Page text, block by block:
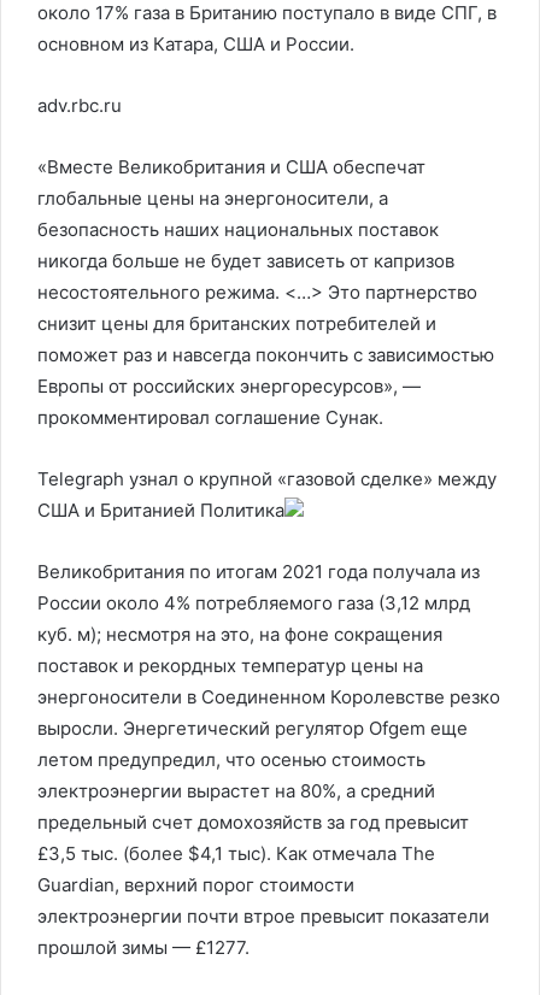
около 17% газа в Британию поступало в виде СПГ, в
основном из Катара, США и России.
adv.rbc.ru
«Вместе Великобритания и США обеспечат
глобальные цены на энергоносители, а
безопасность наших национальных поставок
никогда больше не будет зависеть от капризов
несостоятельного режима. <…> Это партнерство
снизит цены для британских потребителей и
поможет раз и навсегда покончить с зависимостью
Европы от российских энергоресурсов», —
прокомментировал соглашение Сунак.
Telegraph узнал о крупной «газовой сделке» между
США и Британией Политика
Великобритания по итогам 2021 года получала из
России около 4% потребляемого газа (3,12 млрд
куб. м); несмотря на это, на фоне сокращения
поставок и рекордных температур цены на
энергоносители в Соединенном Королевстве резко
выросли. Энергетический регулятор Ofgem еще
летом предупредил, что осенью стоимость
электроэнергии вырастет на 80%, а средний
предельный счет домохозяйств за год превысит
£3,5 тыс. (более $4,1 тыс). Как отмечала The
Guardian, верхний порог стоимости
электроэнергии почти втрое превысит показатели
прошлой зимы — £1277.